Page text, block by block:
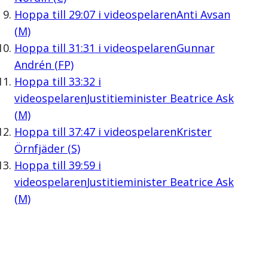
Hoppa till 29:07i videospelarenAnti Avsan
(M)
Hoppa till 31:31 i videospelarenGunnar
Andrén (FP)
Hoppa till 33:32 i
videospelarenJustitieminister Beatrice Ask
(M)
Hoppa till 37:47i videospelarenKrister
Örnfjäder (S)
Hoppa till 39:59i
videospelarenJustitieminister Beatrice Ask
(M)